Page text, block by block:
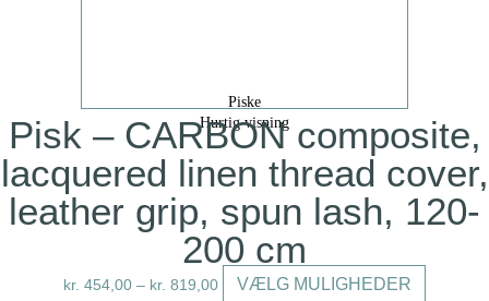
Hurtig visning
Piske
Pisk – CARBON composite,
lacquered linen thread cover,
leather grip, spun lash, 120-
200 cm
kr. 454,00 – kr. 819,00 VÆLG MULIGHEDER